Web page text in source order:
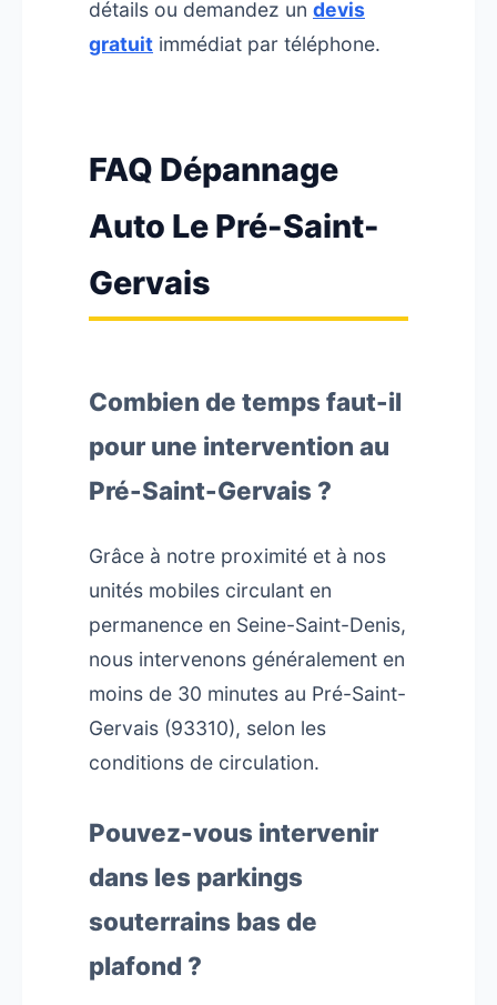
détails ou demandez un devis
gratuit immédiat par téléphone.
FAQ Dépannage
Auto Le Pré-Saint-
Gervais
Combien de temps faut-il
pour une intervention au
Pré-Saint-Gervais ?
Grâce à notre proximité et à nos
unités mobiles circulant en
permanence en Seine-Saint-Denis,
nous intervenons généralement en
moins de 30 minutes au Pré-Saint-
Gervais (93310), selon les
conditions de circulation.
Pouvez-vous intervenir
dans les parkings
souterrains bas de
plafond ?